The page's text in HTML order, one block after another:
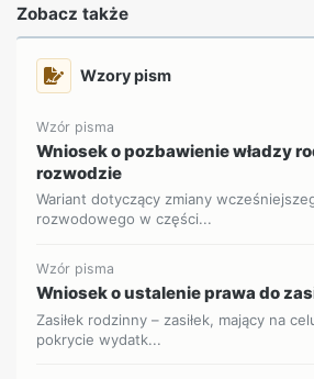
Zobacz także
Wzory pism
Wzór pisma
Wniosek o pozbawienie władzy
rozwodzie
Wariant dotyczący zmiany
rozwodowego w części...
Wzór pisma
Wniosek o ustalenie prawa do
Zasiłek rodzinny – zasiłek, mający na
pokrycie wydatk...